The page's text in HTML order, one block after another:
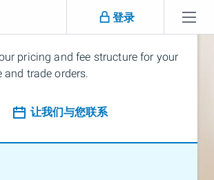
登录
工具与研究 高级交易 BMO活跃
Fees
pricing and fee structure for your
trade orders.
让我们与您联系